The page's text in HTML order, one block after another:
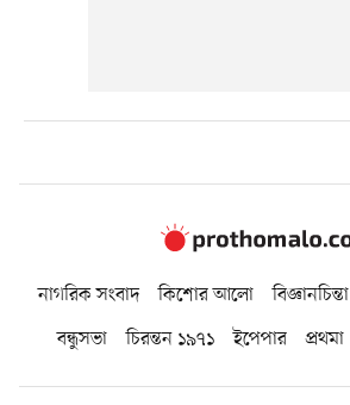
নাগরিক সংবাদ কিশোর আলো বিজ্ঞানচিন্তা
বন্ধুসভা
চিরন্তন ১৯৭১ ইপেপার প্রথমা